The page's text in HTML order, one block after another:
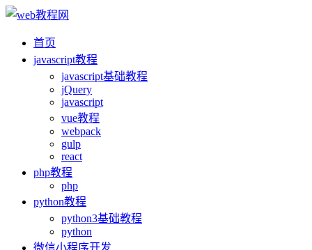
首页
javascript教程
javascript基础教程
jQuery
javascript
vue教程
webpack
gulp
react
php教程
php
python教程
python3基础教程
python
微信小程序开发